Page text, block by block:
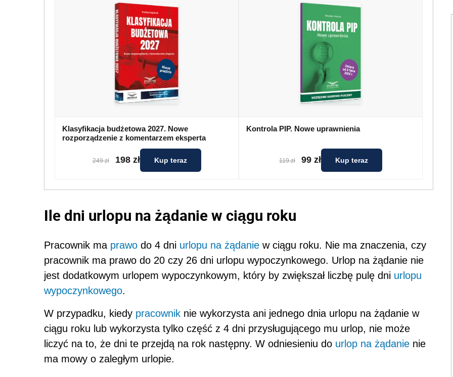
Klasyfikacja budżetowa 2027. Nowe
rozporządzenie z komentarzem eksperta
249 zł 198 zł Kup teraz
Kontrola PIP. Nowe uprawnienia
119 zł 99 zł Kup teraz
Ile dni urlopu na żądanie w ciągu roku
Pracownik ma prawo do 4 dni urlopu na żądanie w ciągu roku. Nie ma znaczenia, czy
pracownik ma prawo do 20 czy 26 dni urlopu wypoczynkowego. Urlop na żądanie nie
jest dodatkowym urlopem wypoczynkowym, który by zwiększał liczbę pulę dni urlopu
wypoczynkowego.
W przypadku, kiedy pracownik nie wykorzysta ani jednego dnia urlopu na żądanie w
ciągu roku lub wykorzysta tylko część z 4 dni przysługującego mu urlop, nie może
liczyć na to, że dni te przejdą na rok następny. W odniesieniu do urlop na żądanie nie
ma mowy o zaległym urlopie.